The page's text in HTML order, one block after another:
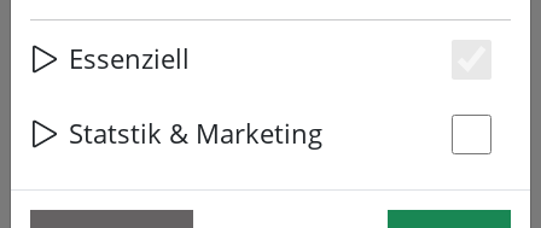
ZMNIEJSZONY!
Essenziell
Statstik & Marketing